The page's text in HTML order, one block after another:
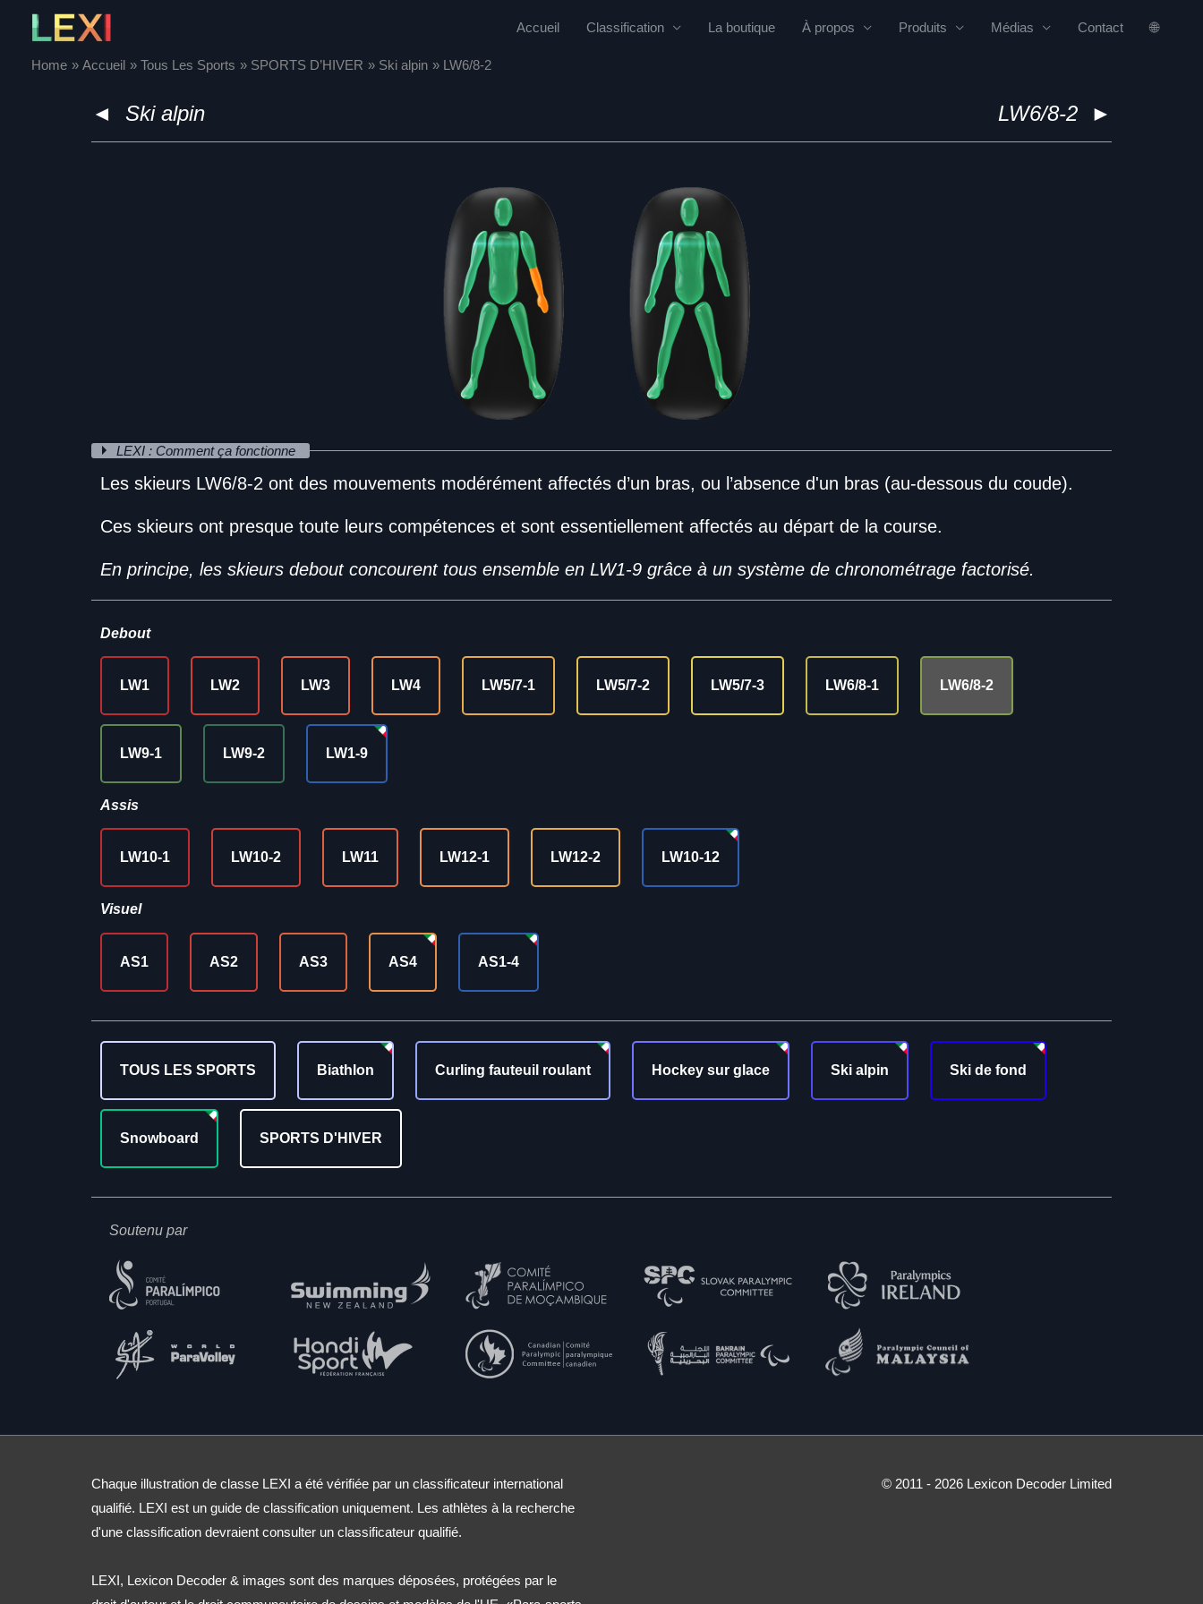
content
Accueil Classification La boutique À propos Produits Médias Contact 🌐
Home Accueil Tous Les Sports SPORTS D’HIVER Ski alpin LW6/8-2
◄ ►
Ski alpin LW6/8-2
LEXI : Comment ça fonctionne
Les skieurs LW6/8-2 ont des mouvements modérément affectés d’un bras, ou l’absence d'un bras (au-dessous du coude).
Ces skieurs ont presque toute leurs compétences et sont essentiellement affectés au départ de la course.
En principe, les skieurs debout concourent tous ensemble en LW1-9 grâce à un système de chronométrage factorisé.
Debout
LW1 LW2 LW3 LW4 LW5/7-1 LW5/7-2 LW5/7-3 LW6/8-1 LW6/8-2
LW9-1 LW9-2 LW1-9
Assis
LW10-1 LW10-2 LW11 LW12-1 LW12-2 LW10-12
Visuel
AS1 AS2 AS3 AS4 AS1-4
TOUS LES SPORTS Biathlon Curling fauteuil roulant Hockey sur glace Ski alpin Ski de fond
Snowboard SPORTS D'HIVER
Soutenu par
Chaque illustration de classe LEXI a été vérifiée par un classificateur international
qualifié. LEXI est un guide de classification uniquement. Les athlètes à la recherche
d'une classification devraient consulter un classificateur qualifié.
LEXI, Lexicon Decoder & images sont des marques déposées, protégées par le
© 2011 - 2026 Lexicon Decoder Limited